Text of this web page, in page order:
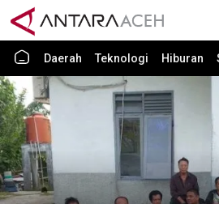
Daerah Teknologi Hiburan